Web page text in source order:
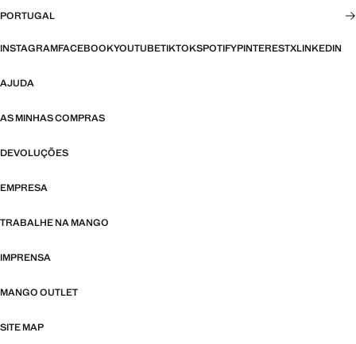
PORTUGAL
INSTAGRAMFACEBOOKYOUTUBETIKTOKSPOTIFYPINTERESTXLINKEDIN
AJUDA
AS MINHAS COMPRAS
DEVOLUÇÕES
EMPRESA
TRABALHE NA MANGO
IMPRENSA
MANGO OUTLET
SITE MAP